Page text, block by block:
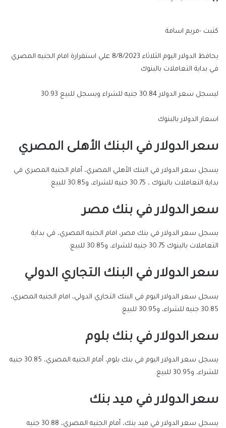
كتبت -مريم اسامة
يحافظ الدولار اليوم الثلاثاء 8/8/2023 علي استقرارة امام الجنيه المصري
في بداية التعاملات بالبنوك
ليسجل سعر الدولار 30.84 جنيه للشراء ويسجل للبيع 30.93
اسعار الدولار بالبنوك
سعر الدولار في البنك الأهلى المصري
يسجل سعر الدولار في البنك الأهلي المصري، أمام الجنيه المصري في
بداية التعاملات بالبنوك ، 30.75 جنيه للشراء، و30.85 للبيع.
سعر الدولار في بنك مصر
يسجل سعر الدولار في بنك مصر، امام الجنيه المصري، في بداية
التعاملات بالبنوك 30.75 جنيه للشراء، و30.85 للبيع.
سعر الدولار في البنك التجاري الدولي
يسجل سعر الدولار اليوم في البنك التجاري الدولي، امام الجنيه المصري،
30.85 جنيه للشراء، و30.95 للبيع.
سعر الدولار في بنك بلوم
يسجل سعر الدولار اليوم في بنك بلوم، أمام الجنيه المصري، 30.85 جنيه
للشراء، و30.95 للبيع.
سعر الدولار في ميد بنك
يسجل سعر الدولار في ميد بنك، أمام الجنيه المصري، 30.88 جنيه